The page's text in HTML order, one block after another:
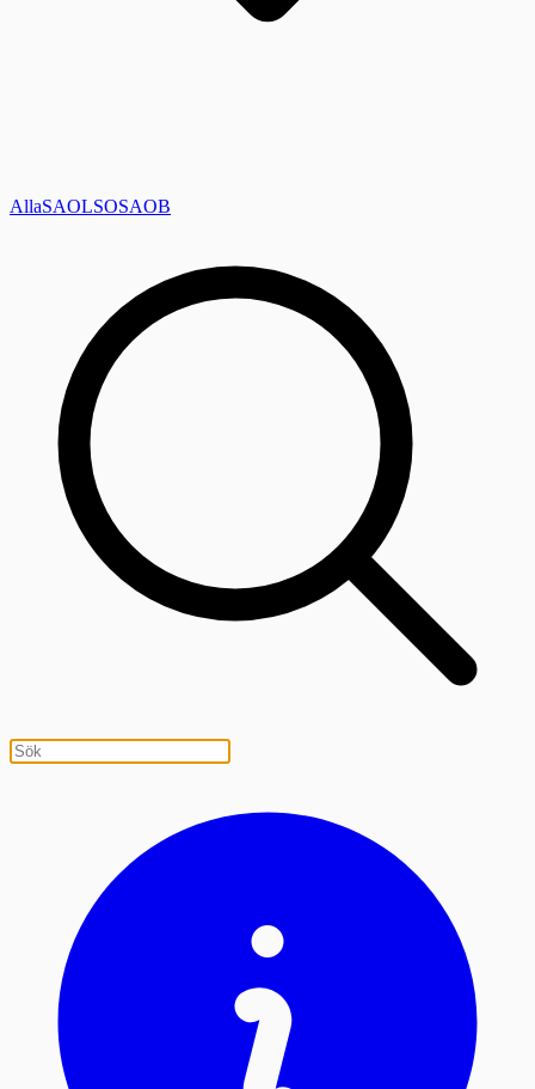
AllaSAOLSOSAOB